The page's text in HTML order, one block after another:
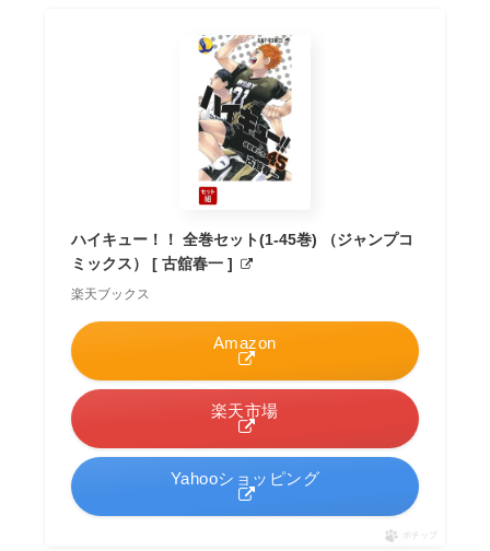
ハイキュー！！ 全巻セット(1-45巻) （ジャンプコ
ミックス） [ 古舘春一 ]
楽天ブックス
Amazon
楽天市場
Yahooショッピング
ポチップ